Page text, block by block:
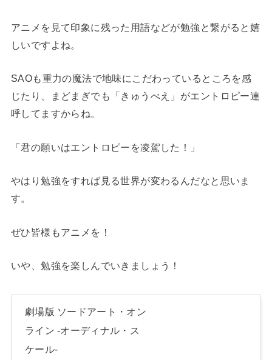
アニメを見て印象に残った用語などが勉強と繋がると嬉
しいですよね。
SAOも重力の魔法で地味にこだわっているところを感
じたり、まどまぎでも「きゅうべえ」がエントロピー連
呼してますからね。
「君の願いはエントロピーを凌駕した！」
やはり勉強をすれば見る世界が変わるんだなと思いま
す。
ぜひ皆様もアニメを！
いや、勉強を楽しんでいきましょう！
劇場版 ソードアート・オン
ライン -オーディナル・ス
ケール-